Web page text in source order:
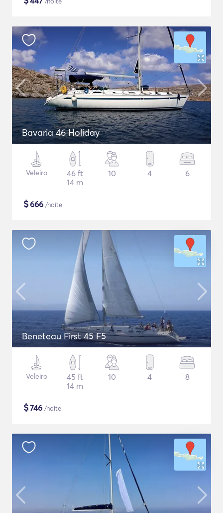
Bavaria 46 Holiday
Veleiro
46 ft
14 m
10 4 6
$666 /noite
Beneteau First 45 F5
Veleiro
45 ft
14 m
10 4 8
$746 /noite